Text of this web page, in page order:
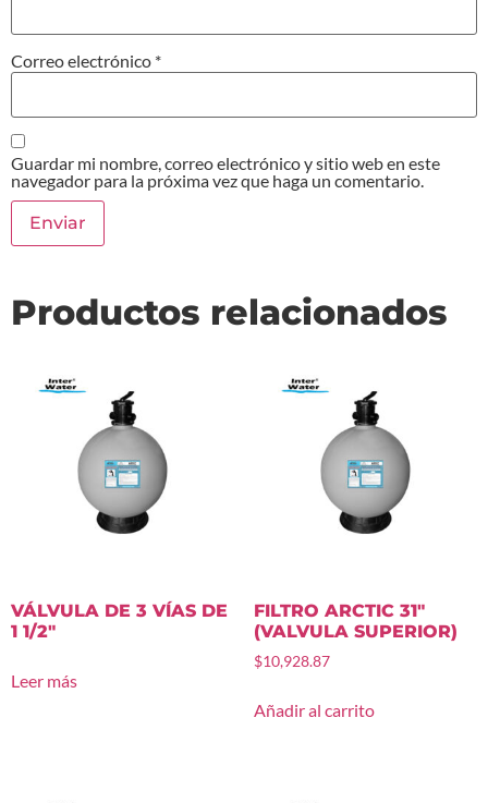
Correo electrónico *
Guardar mi nombre, correo electrónico y sitio web en este
navegador para la próxima vez que haga un comentario.
Productos relacionados
VÁLVULA DE 3 VÍAS DE
1 1/2″
Leer más
FILTRO ARCTIC 31″
(VALVULA SUPERIOR)
$10,928.87
Añadir al carrito